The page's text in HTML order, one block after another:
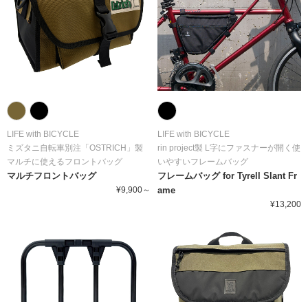
LIFE with BICYCLE
ミズタニ自転車別注「OSTRICH」製
マルチに使えるフロントバッグ
マルチフロントバッグ
¥9,900～
LIFE with BICYCLE
rin project製 L字にファスナーが開く使
いやすいフレームバッグ
フレームバッグ for Tyrell Slant Fr
ame
¥13,200